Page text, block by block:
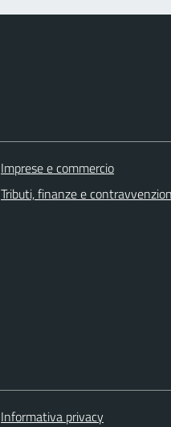
Imprese e commercio
Tributi, finanze e
Informativa privacy